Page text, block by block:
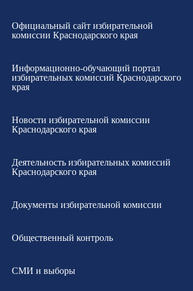
Официальный сайт избирательной
комиссии Краснодарского края
Информационно-обучающий портал
избирательных комиссий Краснодарского
края
Новости избирательной комиссии
Краснодарского края
Деятельность избирательных комиссий
Краснодарского края
Документы избирательной комиссии
Общественный контроль
СМИ и выборы